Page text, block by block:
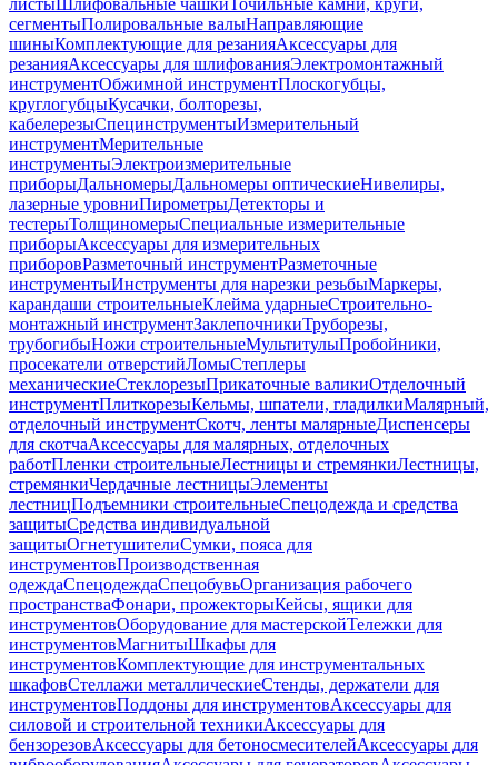
листыШлифовальные чашкиТочильные камни, круги,
сегментыПолировальные валыНаправляющие
шиныКомплектующие для резанияАксессуары для
резанияАксессуары для шлифованияЭлектромонтажный
инструментОбжимной инструментПлоскогубцы,
круглогубцыКусачки, болторезы,
кабелерезыСпецинструментыИзмерительный
инструментМерительные
инструментыЭлектроизмерительные
приборыДальномерыДальномеры оптическиеНивелиры,
лазерные уровниПирометрыДетекторы и
тестерыТолщиномерыСпециальные измерительные
приборыАксессуары для измерительных
приборовРазметочный инструментРазметочные
инструментыИнструменты для нарезки резьбыМаркеры,
карандаши строительныеКлейма ударныеСтроительно-
монтажный инструментЗаклепочникиТруборезы,
трубогибыНожи строительныеМультитулыПробойники,
просекатели отверстийЛомыСтеплеры
механическиеСтеклорезыПрикаточные валикиОтделочный
инструментПлиткорезыКельмы, шпатели, гладилкиМалярный,
отделочный инструментСкотч, ленты малярныеДиспенсеры
для скотчаАксессуары для малярных, отделочных
работПленки строительныеЛестницы и стремянкиЛестницы,
стремянкиЧердачные лестницыЭлементы
лестницПодъемники строительныеСпецодежда и средства
защитыСредства индивидуальной
защитыОгнетушителиСумки, пояса для
инструментовПроизводственная
одеждаСпецодеждаСпецобувьОрганизация рабочего
пространстваФонари, прожекторыКейсы, ящики для
инструментовОборудование для мастерскойТележки для
инструментовМагнитыШкафы для
инструментовКомплектующие для инструментальных
шкафовСтеллажи металлическиеСтенды, держатели для
инструментовПоддоны для инструментовАксессуары для
силовой и строительной техникиАксессуары для
бензорезовАксессуары для бетоносмесителейАксессуары для